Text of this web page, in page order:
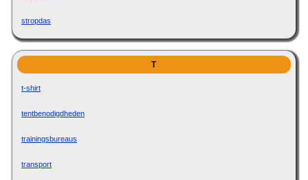
stropdas
T
t-shirt
tentbenodigdheden
trainingsbureaus
transport